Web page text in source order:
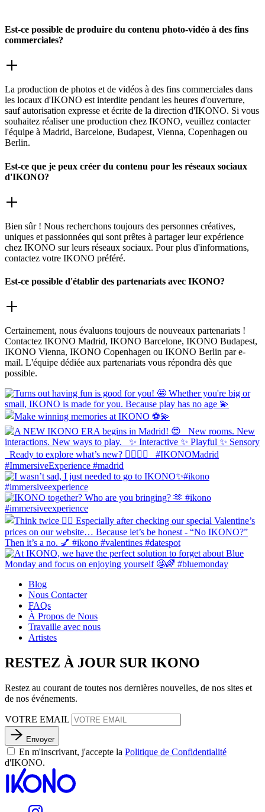
Est-ce possible de produire du contenu photo-vidéo à des fins
commerciales?
La production de photos et de vidéos à des fins commerciales dans
les locaux d'IKONO est interdite pendant les heures d'ouverture,
sauf autorisation expresse et écrite de la direction d'IKONO. Si vous
souhaitez réaliser une production chez IKONO, veuillez contacter
l'équipe à Madrid, Barcelone, Budapest, Vienna, Copenhagen ou
Berlin.
Est-ce que je peux créer du contenu pour les réseaux sociaux
d'IKONO?
Bien sûr ! Nous recherchons toujours des personnes créatives,
uniques et passionnées qui sont prêtes à partager leur expérience
chez IKONO sur leurs réseaux sociaux. Pour plus d'informations,
contactez votre IKONO préféré.
Est-ce possible d'établir des partenariats avec IKONO?
Certainement, nous évaluons toujours de nouveaux partenariats !
Contactez IKONO Madrid, IKONO Barcelone, IKONO Budapest,
IKONO Vienna, IKONO Copenhagen ou IKONO Berlin par e-
mail. L'équipe dédiée aux partenariats vous répondra dès que
possible.
Blog
Nous Contacter
FAQs
À Propos de Nous
Travaille avec nous
Artistes
RESTEZ À JOUR SUR IKONO
Restez au courant de toutes nos dernières nouvelles, de nos sites et
de nos événements.
VOTRE EMAIL
Envoyer
En m'inscrivant, j'accepte la Politique de Confidentialité
d'IKONO.